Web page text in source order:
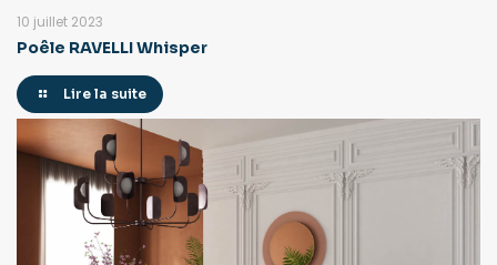
10 juillet 2023
Poêle RAVELLI Whisper
Lire la suite